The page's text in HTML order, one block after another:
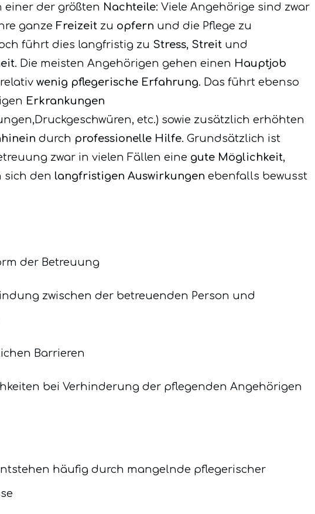
einer der größten Nachteile: Viele Angehörige sind zwar
ganze Freizeit zu opfern und die Pflege zu
führt dies langfristig zu Stress, Streit und
. Die meisten Angehörigen gehen einen Hauptjob
wenig pflegerische Erfahrung. Das führt ebenso
Erkrankungen
etc.) sowie zusätzlich erhöhten
durch professionelle Hilfe. Grundsätzlich ist
zwar in vielen Fällen eine gute Möglichkeit,
sich den langfristigen Auswirkungen ebenfalls bewusst
der Betreuung
zwischen der betreuenden Person und
Barrieren
bei Verhinderung der pflegenden Angehörigen
häufig durch mangelnde pflegerischer